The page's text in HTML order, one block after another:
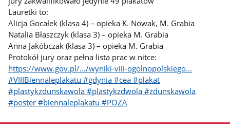
Lauretki to:
Alicja Gocałek (klasa 4) – opieka K. Nowak, M. Grabia
Natalia Błaszczyk (klasa 3) – opieka M. Grabia
Anna Jakóbczak (klasa 3) – opieka M. Grabia
Protokół jury oraz pełna lista prac w nitce:
https://www.gov.pl/.../wyniki-viii-ogolnopolskiego...
#VIIIBiennaleplakatu #gdynia #cea #plakat
#plastykzdunskawola #plastykzdwola #zdunskawola
#poster #biennaleplakatu #POZA